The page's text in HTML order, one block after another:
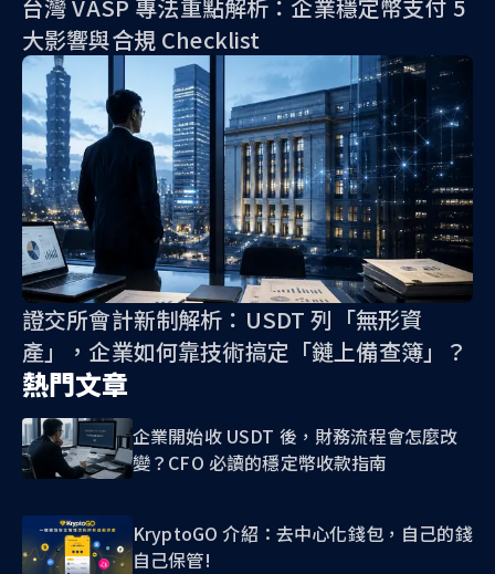
台灣 VASP 專法重點解析：企業穩定幣支付 5
大影響與合規 Checklist
證交所會計新制解析：USDT 列「無形資
產」，企業如何靠技術搞定「鏈上備查簿」？
熱門文章
企業開始收 USDT 後，財務流程會怎麼改
變？CFO 必讀的穩定幣收款指南
KryptoGO 介紹：去中心化錢包，自己的錢
自己保管!